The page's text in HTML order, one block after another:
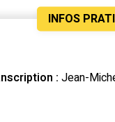
INFOS
: Jean-